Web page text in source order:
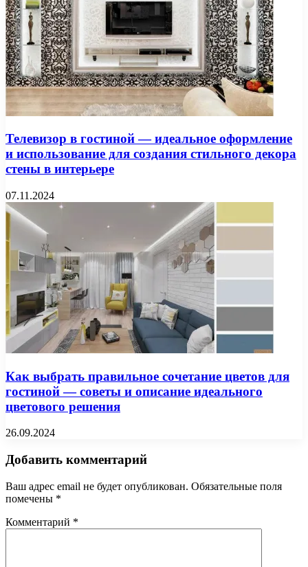
Телевизор в гостиной — идеальное оформление
и использование для создания стильного декора
стены в интерьере
07.11.2024
Как выбрать правильное сочетание цветов для
гостиной — советы и описание идеального
цветового решения
26.09.2024
Добавить комментарий
Ваш адрес email не будет опубликован. Обязательные поля
помечены *
Комментарий *